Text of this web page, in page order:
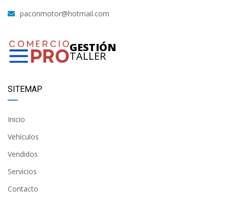
paconmotor@hotmail.com
GESTIÓN
TALLER
SITEMAP
Inicio
Vehículos
Vendidos
Servicios
Contacto